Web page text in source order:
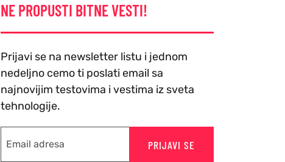
NE PROPUSTI BITNE VESTI!
Prijavi se na newsletter listu i jednom
nedeljno cemo ti poslati email sa
najnovijim testovima i vestima iz sveta
tehnologije.
PRIJAVI SE